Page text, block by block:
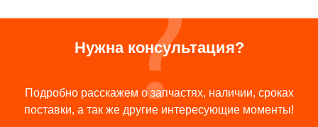
Нужна консультация?
Подробно расскажем о запчастях, наличии, сроках
поставки, а так же другие интересующие моменты!